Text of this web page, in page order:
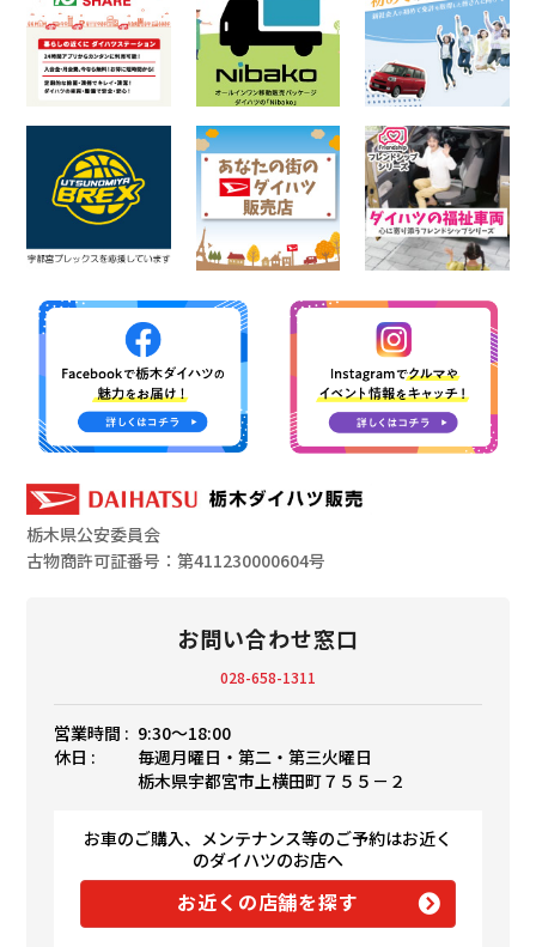
栃木県公安委員会
古物商許可証番号：第411230000604号
お問い合わせ窓口
028-658-1311
営業時間 : 9:30〜18:00
休日 :
毎週月曜日・第二・第三火曜日
栃木県宇都宮市上横田町７５５－２
お車のご購入、メンテナンス等のご予約はお近く
のダイハツのお店へ
お近くの店舗を探す